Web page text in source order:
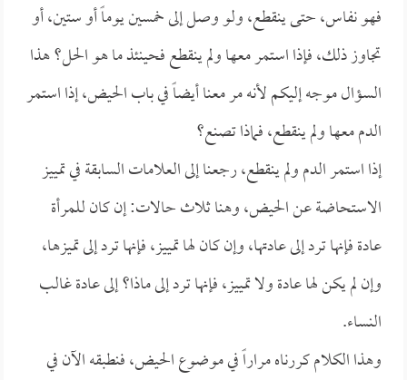
فهو نفاس، حتى ينقطع، ولو وصل إلى خمسين يوماً أو ستين، أو
تجاوز ذلك، فإذا استمر معها ولم ينقطع فحينئذ ما هو الحل؟ هذا
السؤال موجه إليكم لأنه مر معنا أيضاً في باب الحيض، إذا استمر
الدم معها ولم ينقطع، فماذا تصنع؟
إذا استمر الدم ولم ينقطع، رجعنا إلى العلامات السابقة في تمييز
الاستحاضة عن الحيض، وهنا ثلاث حالات: إن كان للمرأة
عادة فإنها ترد إلى عادتها، وإن كان لها تمييز، فإنها ترد إلى تميزها،
وإن لم يكن لها عادة ولا تمييز، فإنها ترد إلى ماذا؟ إلى عادة غالب
النساء.
وهذا الكلام كررناه مراراً في موضوع الحيض، فنطبقه الآن في